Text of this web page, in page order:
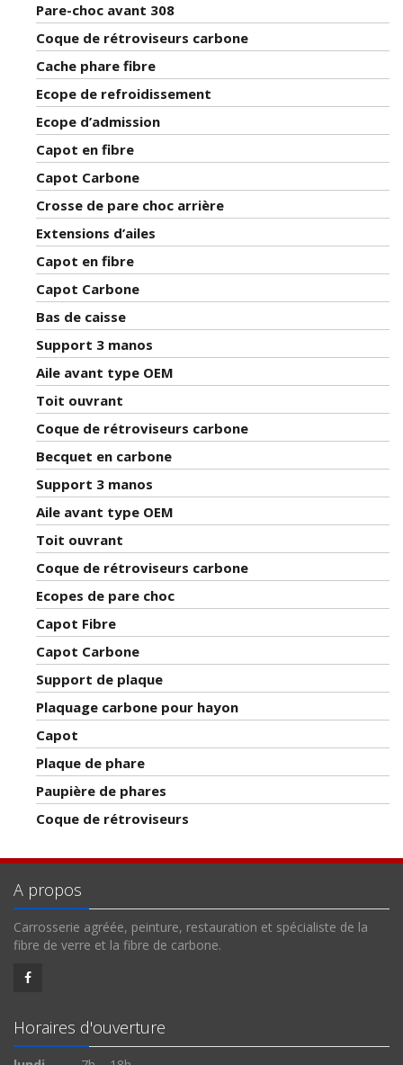
Pare-choc avant 308
Coque de rétroviseurs carbone
Cache phare fibre
Ecope de refroidissement
Ecope d’admission
Capot en fibre
Capot Carbone
Crosse de pare choc arrière
Extensions d’ailes
Capot en fibre
Capot Carbone
Bas de caisse
Support 3 manos
Aile avant type OEM
Toit ouvrant
Coque de rétroviseurs carbone
Becquet en carbone
Support 3 manos
Aile avant type OEM
Toit ouvrant
Coque de rétroviseurs carbone
Ecopes de pare choc
Capot Fibre
Capot Carbone
Support de plaque
Plaquage carbone pour hayon
Capot
Plaque de phare
Paupière de phares
Coque de rétroviseurs
A propos
Carrosserie agréée, peinture, restauration et spécialiste de la
fibre de verre et la fibre de carbone.
Horaires d'ouverture